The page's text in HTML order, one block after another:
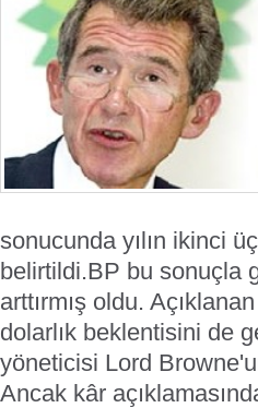
sonucunda yılın ikinci
belirtildi.BP bu sonuçla
arttırmış oldu.
dolarlık beklentisini de
yöneticisi Lord
Ancak kâr